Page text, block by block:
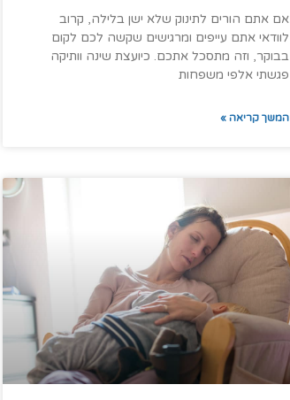
אם אתם הורים לתינוק שלא ישן בלילה, קרוב
לוודאי אתם עייפים ומרגישים שקשה לכם לקום
בבוקר, וזה מתסכל אתכם. כיועצת שינה וותיקה
פגשתי אלפי משפחות
המשך קריאה »